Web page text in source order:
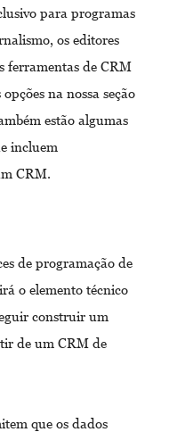
para programas
os editores
ferramentas de CRM
na nossa seção
estão algumas
incluem
CRM.
de programação de
o elemento técnico
construir um
de um CRM de
que os dados